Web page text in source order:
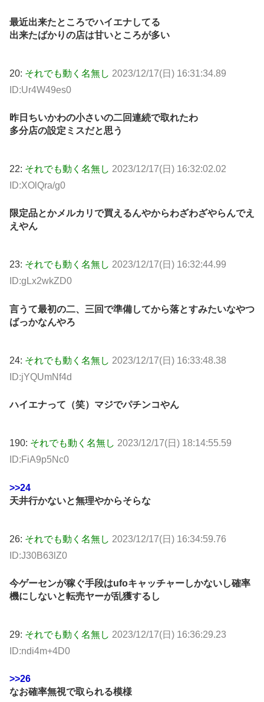
最近出来たところでハイエナしてる
出来たばかりの店は甘いところが多い
20: それでも動く名無し 2023/12/17(日) 16:31:34.89
ID:Ur4W49es0
昨日ちいかわの小さいの二回連続で取れたわ
多分店の設定ミスだと思う
22: それでも動く名無し 2023/12/17(日) 16:32:02.02
ID:XOlQra/g0
限定品とかメルカリで買えるんやからわざわざやらんでえ
えやん
23: それでも動く名無し 2023/12/17(日) 16:32:44.99
ID:gLx2wkZD0
言うて最初の二、三回で準備してから落とすみたいなやつ
ばっかなんやろ
24: それでも動く名無し 2023/12/17(日) 16:33:48.38
ID:jYQUmNf4d
ハイエナって（笑）マジでパチンコやん
190: それでも動く名無し 2023/12/17(日) 18:14:55.59
ID:FiA9p5Nc0
>>24
天井行かないと無理やからそらな
26: それでも動く名無し 2023/12/17(日) 16:34:59.76
ID:J30B63lZ0
今ゲーセンが稼ぐ手段はufoキャッチャーしかないし確率
機にしないと転売ヤーが乱獲するし
29: それでも動く名無し 2023/12/17(日) 16:36:29.23
ID:ndi4m+4D0
>>26
なお確率無視で取られる模様